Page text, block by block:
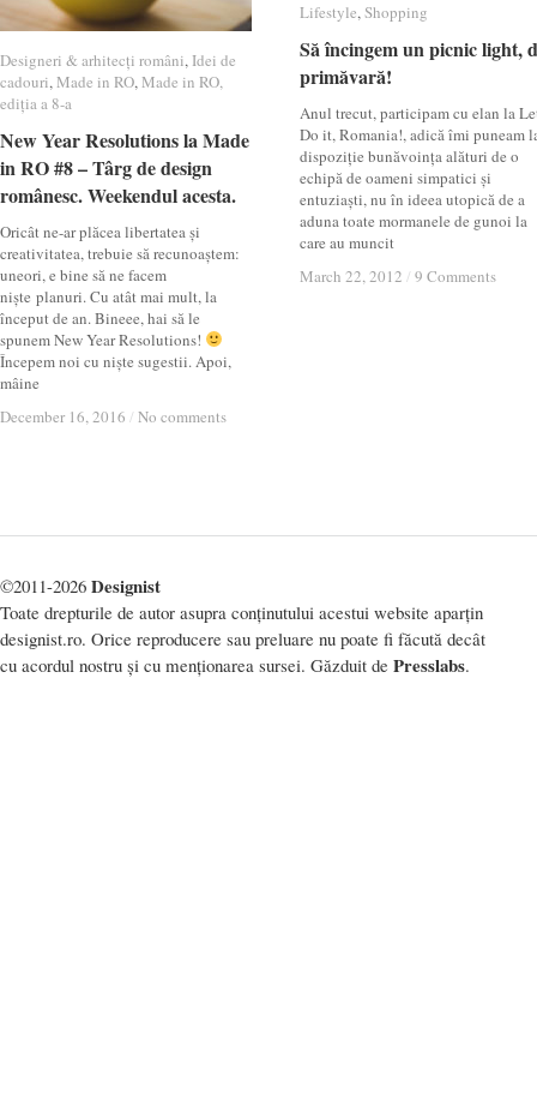
Designeri & arhitecți români, Idei de
cadouri,Made in RO,Made in RO,
ediția a 8-a
New Year Resolutions la Made
in RO #8 – Târg de design
românesc. Weekendul acesta.
Oricât ne-ar plăcea libertatea și
creativitatea, trebuie să recunoaștem:
uneori, e bine să ne facem
niște planuri. Cu atât mai mult, la
început de an. Bineee, hai să le
spunem New Year Resolutions!
Începem noi cu niște sugestii. Apoi,
mâine
December 16, 2016 / No comments
Designeri & arhitecți români Idei de
cadouri Made in RO Made in RO,
ediția a 8-a
New Year Resolutions la Made
in RO #8 – Târg de design
românesc. Weekendul acesta.
December 16, 2016 / No comments
Lifestyle,Shopping
Să încingem un picnic light,
primăvară!
Anul trecut, participam cu elan la
Do it, Romania!, adică îmi puneam
dispoziție bunăvoința alături de o
echipă de oameni simpatici și
entuziaști, nu în ideea utopică de a
aduna toate mormanele de gunoi la
care au muncit
March 22, 2012 / 9 Comments
Lifestyle Shopping
Să încingem un picnic light,
primăvară!
March 22, 2012 / 9 Comments
©2011-2026 Designist
Toate drepturile de autor asupra conținutului acestui website aparțin
designist.ro. Orice reproducere sau preluare nu poate fi făcută decât
cu acordul nostru și cu menționarea sursei. Găzduit de Presslabs.